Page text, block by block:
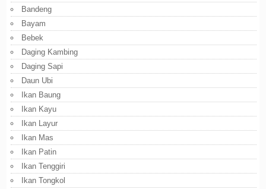
Bandeng
Bayam
Bebek
Daging Kambing
Daging Sapi
Daun Ubi
Ikan Baung
Ikan Kayu
Ikan Layur
Ikan Mas
Ikan Patin
Ikan Tenggiri
Ikan Tongkol